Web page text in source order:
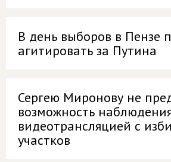
В день выборов в Пензе
агитировать за Путина
Сергею Миронову не
возможность
видеотрансляцией с
участков